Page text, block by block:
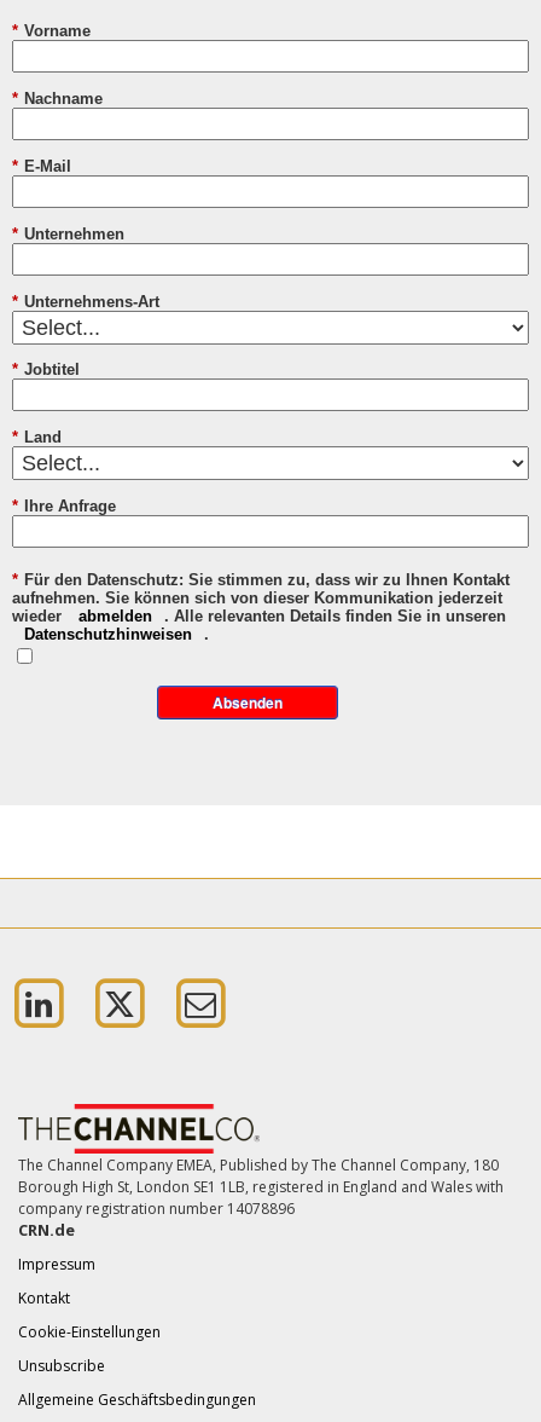
* Vorname
* Nachname
* E-Mail
* Unternehmen
* Unternehmens-Art
* Jobtitel
* Land
* Ihre Anfrage
* Für den Datenschutz: Sie stimmen zu, dass wir zu Ihnen Kontakt
aufnehmen. Sie können sich von dieser Kommunikation jederzeit
wieder
abmelden
. Alle relevanten Details finden Sie in unseren
Datenschutzhinweisen
.
Absenden
The Channel Company EMEA, Published by The Channel Company, 180
Borough High St, London SE1 1LB, registered in England and Wales with
company registration number 14078896
CRN.de
Impressum
Kontakt
Cookie-Einstellungen
Unsubscribe
Allgemeine Geschäftsbedingungen